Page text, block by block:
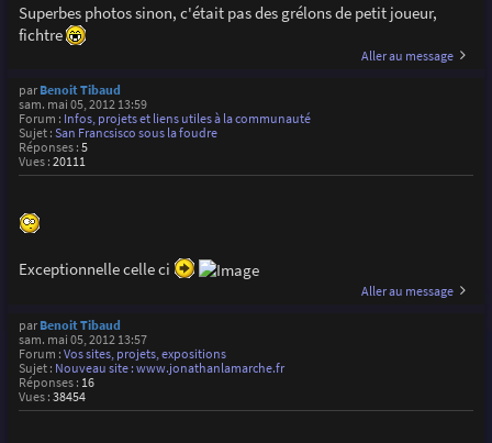
Superbes photos sinon, c'était pas des grélons de petit joueur,
fichtre
Aller au message
par Benoit Tibaud
sam. mai 05, 2012 13:59
Forum : Infos, projets et liens utiles à la communauté
Sujet : San Francsisco sous la foudre
Réponses : 5
Vues : 20111
Exceptionnelle celle ci
Aller au message
par Benoit Tibaud
sam. mai 05, 2012 13:57
Forum : Vos sites, projets, expositions
Sujet : Nouveau site : www.jonathanlamarche.fr
Réponses : 16
Vues : 38454